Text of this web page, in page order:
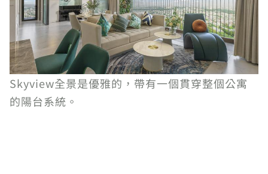
Skyview全景是優雅的，帶有一個貫穿整個公寓
的陽台系統。